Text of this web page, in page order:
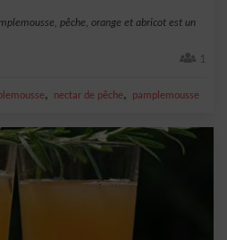
pêche, orange et abricot est un
1
, nectar de pêche, pamplemousse